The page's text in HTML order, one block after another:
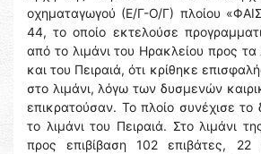
οχηματαγωγού (Ε/Γ-Ο/Γ) πλοίου
44, το οποίο εκτελούσε
από το λιμάνι του Ηρακλείου προς
και του Πειραιά, ότι κρίθηκε
στο λιμάνι, λόγω των δυσμενών
επικρατούσαν. Το πλοίο συνέχισε το
το λιμάνι του Πειραιά. Στο λιμάνι
προς επιβίβαση 102 επιβάτες,